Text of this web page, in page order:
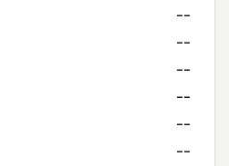
--
--
--
--
--
--